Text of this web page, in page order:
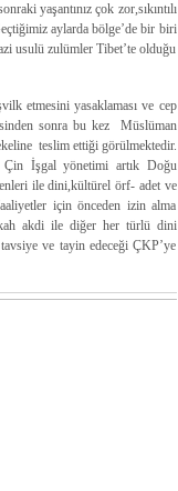
yaşantınız çok zor,sıkıntılı
aylarda bölge’de bir biri
usulü zulümler Tibet’te olduğu
etmesini yasaklaması ve cep
sonra bu kez Müslüman
teslim ettiği görülmektedir.
Çin İşgal yönetimi artık Doğu
ile dini,kültürel örf- adet ve
için önceden izin alma
akdi ile diğer her türlü dini
ve tayin edeceği ÇKP’ye